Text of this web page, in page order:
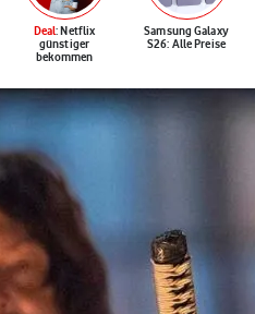
Deal: Netflix
günstiger
bekommen
Samsung Galaxy
S26: Alle Preise